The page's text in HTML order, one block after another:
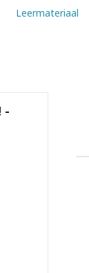
Leermateriaal
-